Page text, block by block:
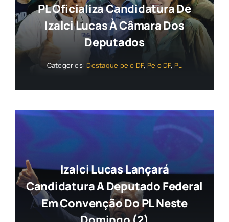
PL Oficializa Candidatura De
Izalci Lucas À Câmara Dos
Deputados
Categories: Destaque pelo DF, Pelo DF, PL
Izalci Lucas Lançará
Candidatura A Deputado Federal
Em Convenção Do PL Neste